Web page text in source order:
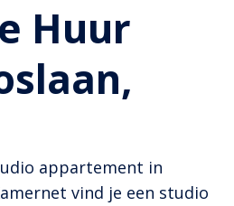
Huur
appartement in
vind je een studio